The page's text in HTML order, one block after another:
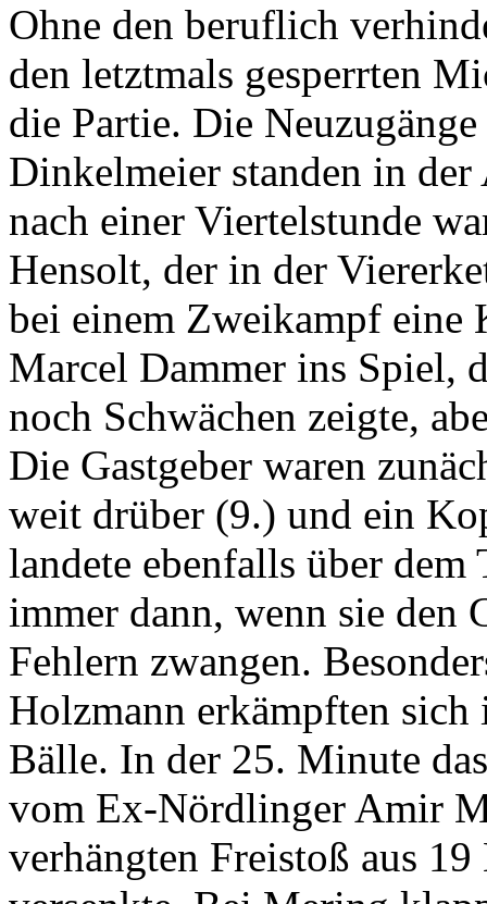
Ohne den beruflich
den letztmals gesperrten
die Partie. Die
Dinkelmeier standen in
nach einer Viertelstunde
Hensolt, der in der
bei einem Zweikampf eine
Marcel Dammer ins Spiel,
noch Schwächen zeigte,
Die Gastgeber waren
weit drüber (9.) und ein
landete ebenfalls über
immer dann, wenn sie den
Fehlern zwangen.
Holzmann erkämpften
Bälle. In der 25. Minute
vom Ex-Nördlinger Amir
verhängten Freistoß aus